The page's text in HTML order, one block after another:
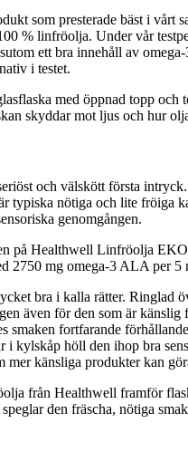
som presterade bäst i vårt
% linfröolja. Under vår
ett bra innehåll av
i testet.
skyddar mot ljus och hur
och välskött första
typiska nötiga och lite fröiga
genomgången.
2750 mg omega‑3 ALA per
bra i kalla rätter. Ringlad
även för den som är
smaken fortfarande
i kylskåp höll den ihop bra
mer känsliga produkter kan
den fräscha, nötiga